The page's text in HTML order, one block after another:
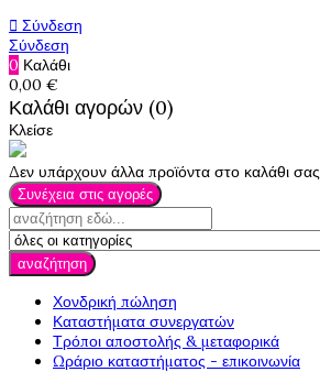
 Σύνδεση
Σύνδεση
0 Καλάθι
0,00 €
Καλάθι αγορών (0)
Κλείσε
Δεν υπάρχουν άλλα προϊόντα στο καλάθι σας
Συνέχεια στις αγορές
αναζήτηση
Χονδρική πώληση
Καταστήματα συνεργατών
Τρόποι αποστολής & μεταφορικά
Ωράριο καταστήματος - επικοινωνία